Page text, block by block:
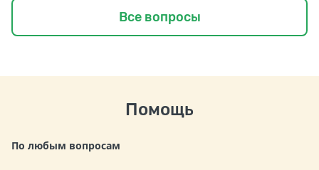
Все вопросы
Помощь
По любым вопросам